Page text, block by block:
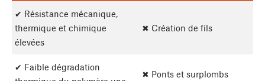
✔ Résistance mécanique,
thermique et chimique
élevées
✖ Création de fils
✔ Faible dégradation
✖ Ponts et surplombs